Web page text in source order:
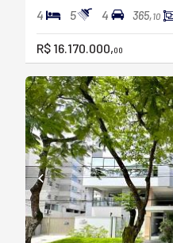
4 5 4 365,10
R$ 16.170.000,00